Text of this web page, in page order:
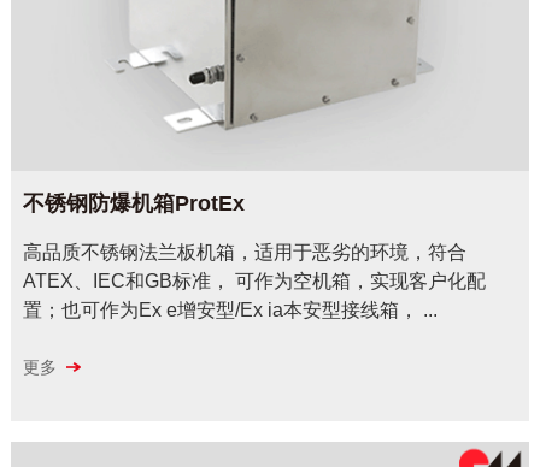
不锈钢防爆机箱ProtEx
高品质不锈钢法兰板机箱，适用于恶劣的环境，符合
ATEX、IEC和GB标准， 可作为空机箱，实现客户化配
置；也可作为Ex e增安型/Ex ia本安型接线箱， ...
更多